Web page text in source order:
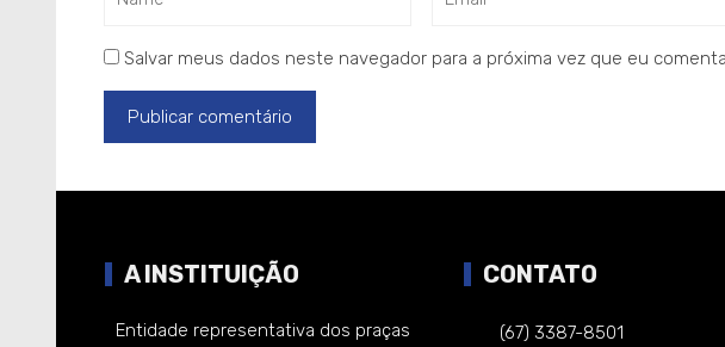
Salvar meus dados neste navegador para a próxima vez que eu
A INSTITUIÇÃO
Entidade representativa dos praças
CONTATO
(67) 3387-8501